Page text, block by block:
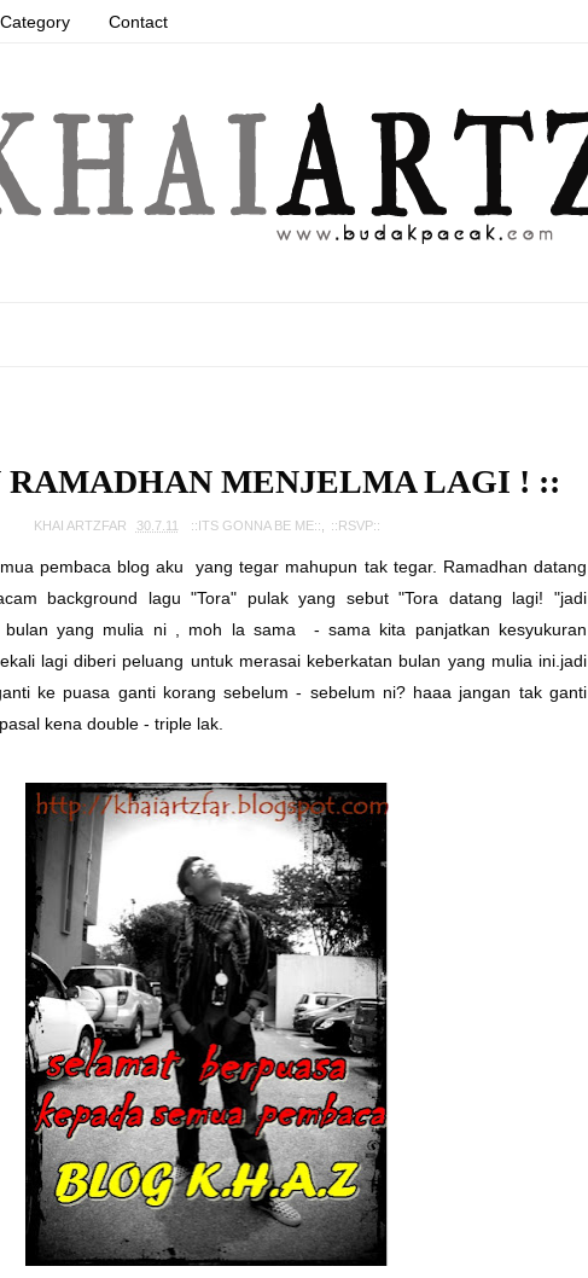
Category Contact
RAMADHAN MENJELMA LAGI ! ::
KHAI ARTZFAR 30.7.11 ::ITS GONNA BE ME:: ::RSVP::
pembaca blog aku yang tegar mahupun tak tegar. Ramadhan datang
background lagu "Tora" pulak yang sebut "Tora datang lagi! "jadi
bulan yang mulia ni , moh la sama - sama kita panjatkan kesyukuran
lagi diberi peluang untuk merasai keberkatan bulan yang mulia ini.jadi
ke puasa ganti korang sebelum - sebelum ni? haaa jangan tak ganti
kena double - triple lak.